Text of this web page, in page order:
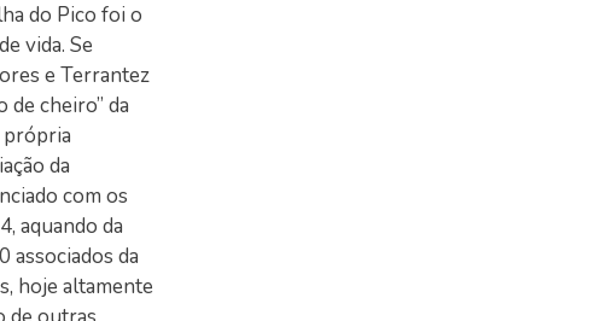
do Pico foi o
vida. Se
e Terrantez
cheiro” da
própria
da
com os
aquando da
associados da
hoje altamente